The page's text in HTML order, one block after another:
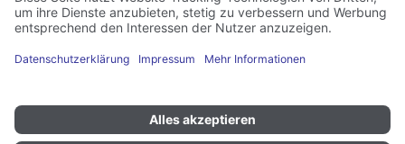
Karriere
Presse
Newsletter